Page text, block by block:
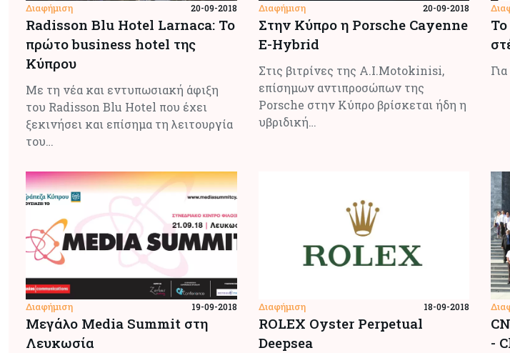
Διαφήμιση 20-09-2018
Radisson Blu Hotel Larnaca: Το
πρώτο business hotel της
Κύπρου
Με τη νέα και εντυπωσιακή άφιξη
του Radisson Blu Hotel που έχει
ξεκινήσει και επίσημα τη λειτουργία
του…
Διαφήμιση 20-09-2018
Στην Κύπρο η Porsche Cayenne
Ε-Ηybrid
Στις βιτρίνες της A.Ι.Motokinisi,
επίσημων αντιπροσώπων της
Porsche στην Κύπρο βρίσκεται ήδη η
υβριδική…
Διαφήμιση 19-09-2018
Μεγάλο Media Summit στη
Λευκωσία
Διαφήμιση 18-09-2018
ROLEX Oyster Perpetual
Deepsea
-